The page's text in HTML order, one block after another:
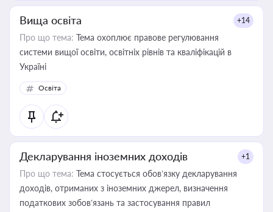
Вища освіта +14
Про що тема: Тема охоплює правове регулювання
системи вищої освіти, освітніх рівнів та кваліфікацій в
Україні
Освіта
Декларування іноземних доходів +1
Про що тема: Тема стосується обов’язку декларування
доходів, отриманих з іноземних джерел, визначення
податкових зобов’язань та застосування правил